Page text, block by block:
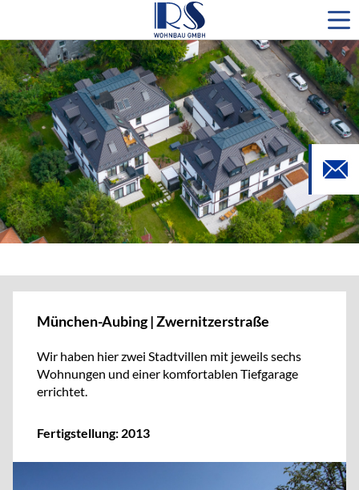
München-Aubing | Zwernitzerstraße
Wir haben hier zwei Stadtvillen mit jeweils sechs
Wohnungen und einer komfortablen Tiefgarage
errichtet.
Fertigstellung: 2013